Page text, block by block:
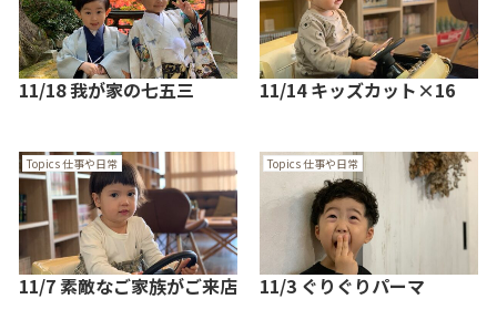
11/18 我が家の七五三 11/14 キッズカット×16
Topics 仕事や日常
11/7 素敵なご家族がご来店
Topics 仕事や日常
11/3 ぐりぐりパーマ